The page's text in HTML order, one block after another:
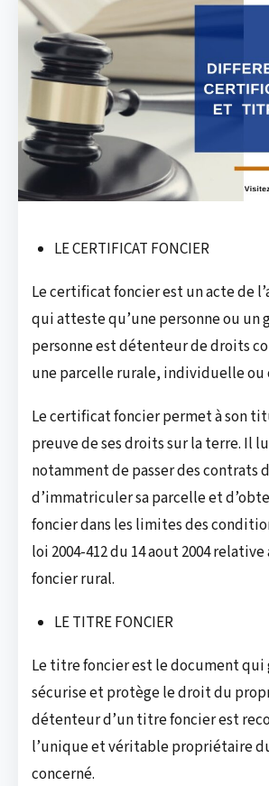
LE CERTIFICAT FONCIER
Le certificat foncier est un acte de
qui atteste qu’une personne ou un
personne est détenteur de droits
une parcelle rurale, individuelle ou
Le certificat foncier permet à son
preuve de ses droits sur la terre. Il
notamment de passer des contrats
d’immatriculer sa parcelle et
foncier dans les limites des
loi 2004-412 du 14 aout 2004
foncier rural.
LE TITRE FONCIER
Le titre foncier est le document
sécurise et protège le droit du
détenteur d’un titre foncier est
l’unique et véritable propriétaire
concerné.